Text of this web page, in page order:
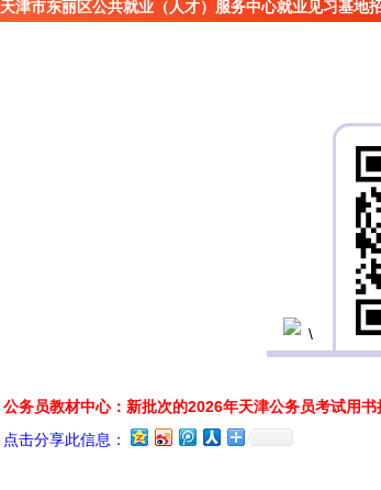
天津市东丽区公共就业（人才）服务中心就业见习基地
公务员教材中心：新批次的2026年天津公务员考试用
点击分享此信息：